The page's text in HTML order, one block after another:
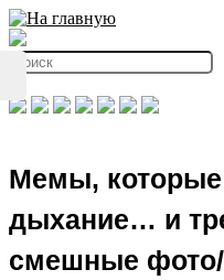
Мемы,
дыхание… и
смешные